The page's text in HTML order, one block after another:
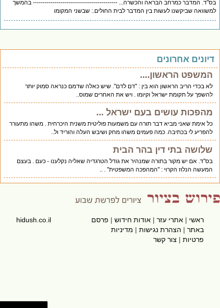
המדבר כמרחב הבראה והכשרה... ------------------------------------------- בהמשך
שביקשנו לעשות בין המדבר לבית החולים.: שבשני המקומו
אחרונים
המשפט הראשון....
לא בכדי הריב הראשון הוא בין : "דם לדם". שיש כאלה שדמם כנראה סמוק יותר
להשפך על תקומת ישראל וקיומו . ויש את האחרים שמוס..
מהפכות עושים בעם ישראל ...
כל אימת שאני מביא דבר תורה עם משמעות פוליטית משנית היכרחית . משהו מתעורר
להפריע לי בכתיבה. כמה פעמים משהו מחק ושיבש העלה והוריד ול..
שלושה בתי דין בהר הבית
בס"ד. אם יש מקור בתורה שמנהיר את גודל הטרגדיה שאליה נקלענו - כעם . בעצם
המעשה הנלוז הקרוי : "המהפכה המשפטית" . ..
ראשי|אתרי עזר|אודות חידוש|פרסם
באתר|הצהרת נגישות|מדיניות
פרטיות|צור קשר
hidush.co.il